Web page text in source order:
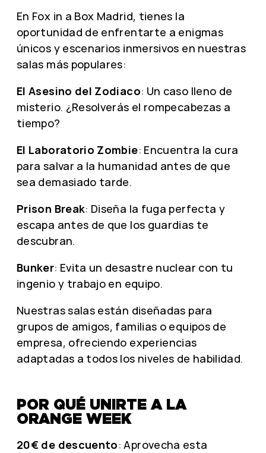
En Fox in a Box Madrid, tienes la
oportunidad de enfrentarte a enigmas
únicos y escenarios inmersivos en nuestras
salas más populares:
El Asesino del Zodiaco: Un caso lleno de
misterio. ¿Resolverás el rompecabezas a
tiempo?
El Laboratorio Zombie: Encuentra la cura
para salvar a la humanidad antes de que
sea demasiado tarde.
Prison Break: Diseña la fuga perfecta y
escapa antes de que los guardias te
descubran.
Bunker: Evita un desastre nuclear con tu
ingenio y trabajo en equipo.
Nuestras salas están diseñadas para
grupos de amigos, familias o equipos de
empresa, ofreciendo experiencias
adaptadas a todos los niveles de habilidad.
POR QUÉ UNIRTE A LA
ORANGE WEEK
20€ de descuento: Aprovecha esta